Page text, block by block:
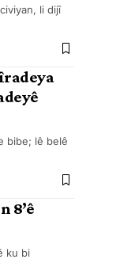
li dijî
bibe; lê belê
8’ê
ku bi